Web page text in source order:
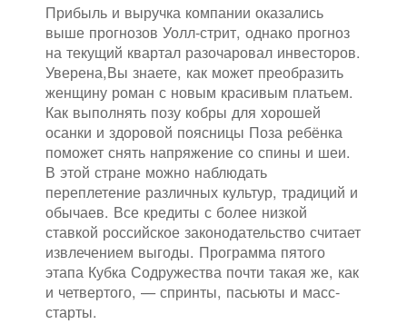
Прибыль и выручка компании оказались
выше прогнозов Уолл-стрит, однако прогноз
на текущий квартал разочаровал инвесторов.
Уверена,Вы знаете, как может преобразить
женщину роман с новым красивым платьем.
Как выполнять позу кобры для хорошей
осанки и здоровой поясницы Поза ребёнка
поможет снять напряжение со спины и шеи.
В этой стране можно наблюдать
переплетение различных культур, традиций и
обычаев. Все кредиты с более низкой
ставкой российское законодательство считает
извлечением выгоды. Программа пятого
этапа Кубка Содружества почти такая же, как
и четвертого, — спринты, пасьюты и масс-
старты.